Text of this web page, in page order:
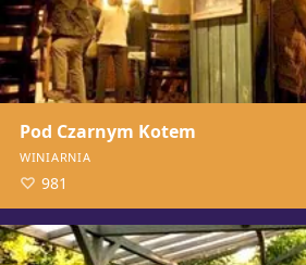
Pod Czarnym Kotem
WINIARNIA
981